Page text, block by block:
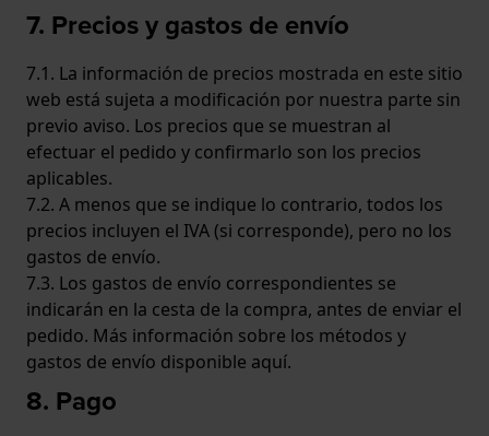
7. Precios y gastos de envío
7.1. La información de precios mostrada en este sitio
web está sujeta a modificación por nuestra parte sin
previo aviso. Los precios que se muestran al
efectuar el pedido y confirmarlo son los precios
aplicables.
7.2. A menos que se indique lo contrario, todos los
precios incluyen el IVA (si corresponde), pero no los
gastos de envío.
7.3. Los gastos de envío correspondientes se
indicarán en la cesta de la compra, antes de enviar el
pedido. Más información sobre los métodos y
gastos de envío disponible aquí.
8. Pago